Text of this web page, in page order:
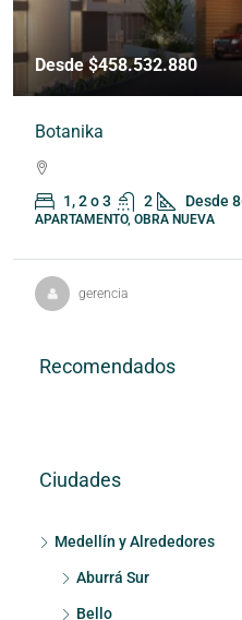
Desde $458.532.880
Botanika
1, 2 o 3 2 Desde
APARTAMENTO, OBRA NUEVA
gerencia
Recomendados
Ciudades
Medellín y Alrededores
Aburrá Sur
Bello